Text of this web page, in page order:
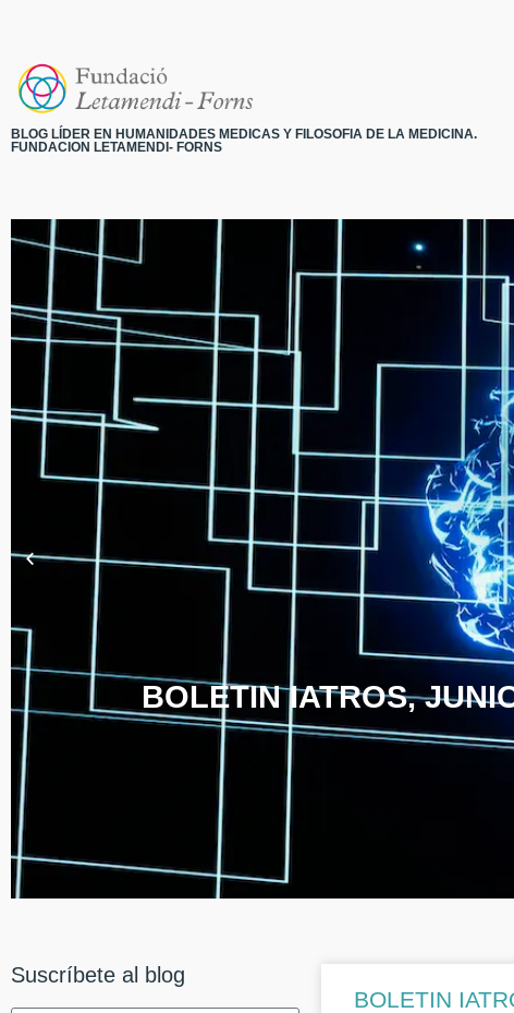
BLOG LÍDER EN HUMANIDADES MEDICAS Y FILOSOFIA DE LA MEDICINA.
FUNDACION LETAMENDI- FORNS
BOLETIN IATROS,
Suscríbete al blog
BOLETIN